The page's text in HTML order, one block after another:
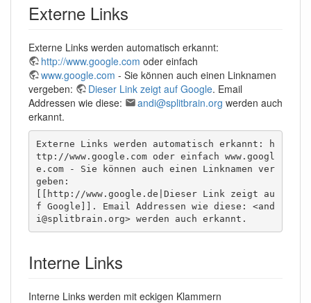
Externe Links
Externe Links werden automatisch erkannt:
http://www.google.com oder einfach
www.google.com - Sie können auch einen Linknamen
vergeben:
Dieser Link zeigt auf Google. Email
Addressen wie diese:
andi@splitbrain.org werden auch
erkannt.
Externe Links werden automatisch erkannt: h
ttp://www.google.com oder einfach www.googl
e.com - Sie können auch einen Linknamen ver
geben:
[[http://www.google.de|Dieser Link zeigt au
f Google]]. Email Addressen wie diese: <and
i@splitbrain.org> werden auch erkannt.
Interne Links
Interne Links werden mit eckigen Klammern